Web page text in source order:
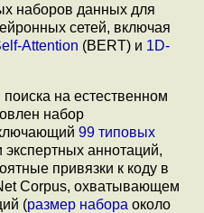
наборов данных для
сетей, включая
Attention (BERT) и 1D-
на естественном
набор
99 типовых
аннотаций,
привязки к коду в
Corpus, охватывающем
(размер набора около